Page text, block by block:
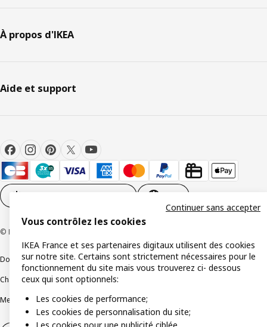
À propos d'IKEA
Aide et support
© Inter IKEA Systems B.V 1999-2026
Documents juridiques et informations légales
Charte de protection des données
Mentions légalesAlertes fraudeRappel produit
Vous contrôlez les cookies
IKEA France et ses partenaires digitaux utilisent des cookies
sur notre site. Certains sont strictement nécessaires pour le
fonctionnement du site mais vous trouverez ci- dessous
ceux qui sont optionnels:
Les cookies de performance;
Les cookies de personnalisation du site;
Continuer sans accepter